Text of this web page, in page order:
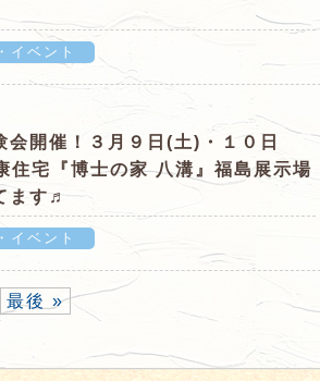
イベント
ます！！期間限定“博士の家 八
となります！」の詳細ページ
イベント
会開催！３月９日(土)・１０日
宅『博士の家 八溝』福島展示場
ます♬
(土)・１０日(日)、自然素材 木の
市扇田）でお待ちしてます♬」の
最後 »